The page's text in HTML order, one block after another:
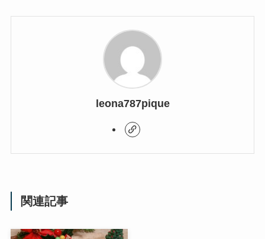
leona787pique
関連記事